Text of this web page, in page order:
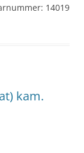
14019
kam.